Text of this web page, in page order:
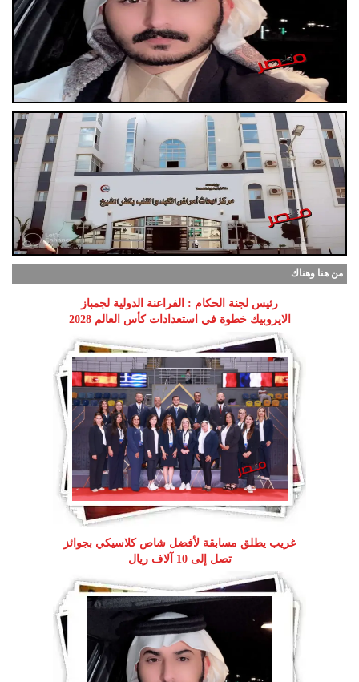
من هنا وهناك
رئيس لجنة الحكام : الفراعنة الدولية لجمباز
الايروبيك خطوة في استعدادات كأس العالم 2028
غريب يطلق مسابقة لأفضل شاص كلاسيكي بجوائز
تصل إلى 10 آلاف ريال